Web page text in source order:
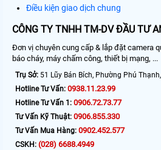
Điều kiện giao dịch chung
CÔNG TY TNHH TM-DV ĐẦU TƯ
Đơn vị chuyên cung cấp & lắp đặt camera
báo cháy, máy chấm công, thiết bị mạng, ...
Trụ Sở: 51 Lũy Bán Bích, Phường Phú
Hotline Tư Vấn: 0938.11.23.99
Hotline Tư Vấn 1: 0906.72.73.77
Tư Vấn Kỹ Thuật: 0906.855.330
Tư Vấn Mua Hàng: 0902.452.577
CSKH: (028) 6688.4949